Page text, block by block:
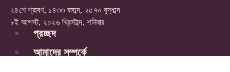
২৪শে শ্রাবণ, ১৪৩৩ বঙ্গাব্দ, ২৫৭০ বুদ্ধাব্দ
৮ই আগস্ট, ২০২৬ খ্রিস্টাব্দ, শনিবার
প্রচ্ছদ
আমাদের সম্পর্কে